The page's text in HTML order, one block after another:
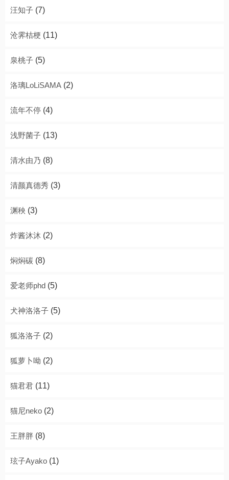
汪知子 (7)
沧霁桔梗 (11)
泉桃子 (5)
洛璃LoLiSAMA (2)
流年不停 (4)
浅野菌子 (13)
清水由乃 (8)
清颜真德秀 (3)
渊秧 (3)
炸酱沐沐 (2)
焖焖碳 (8)
爱老师phd (5)
犬神洛洛子 (5)
狐洛洛子 (2)
狐萝卜呦 (2)
猫君君 (11)
猫尼neko (2)
王胖胖 (8)
玹子Ayako (1)